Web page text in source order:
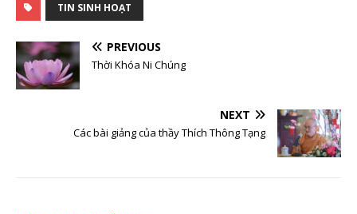
TIN SINH HOẠT
PREVIOUS
Thời Khóa Ni Chúng
NEXT
Các bài giảng của thầy Thích Thông Tạng